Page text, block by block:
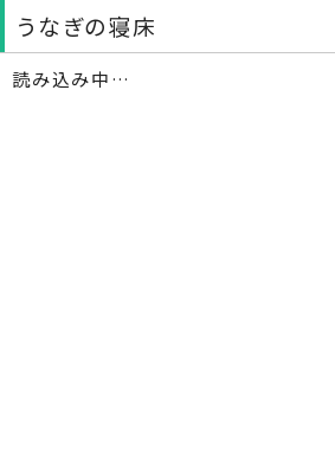
うなぎの寝床
読み込み中…